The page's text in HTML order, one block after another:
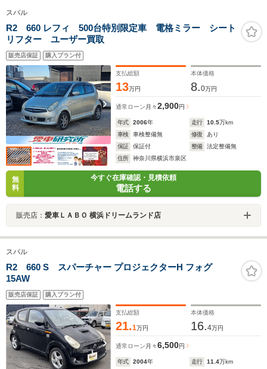
スバル
R2 660 レフィ 500台特別限定車 電格ミラー シート
リフター ユーザー買取
販売店保証 購入プラン付
支払総額
13万円
本体価格
8.0万円
通常ローン 月々2,900円
年式 2006年 走行 10.5万km
車検
車検整備無 修復
あり
保証
保証付 整備
法定整備無
住所
神奈川県横浜市泉区
無
料
今すぐ在庫確認・見積依頼
電話する
販売店： 愛車ＬＡＢＯ 横浜ドリームランド店
スバル
R2 660 S スパーチャー プロジェクターH フォグ
15AW
販売店保証 購入プラン付
支払総額
21.1万円
本体価格
16.4万円
通常ローン 月々6,500円
年式 2004年 走行 11.4万km